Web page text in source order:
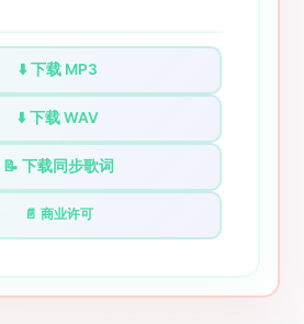
⬇️ 下载 MP3
⬇️ 下载 WAV
📝 下载同步歌词
📄 商业许可